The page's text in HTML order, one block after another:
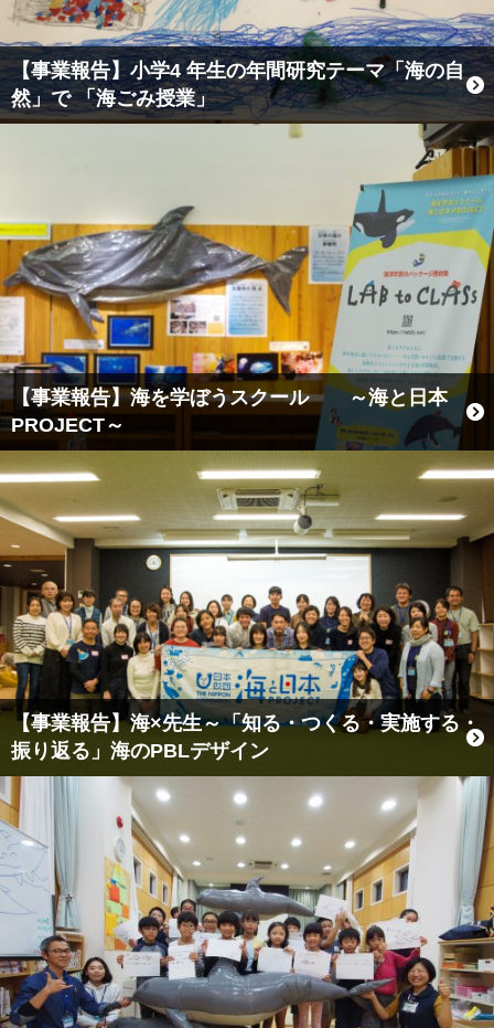
【事業報告】小学4 年生の年間研究テーマ「海の自
然」で 「海ごみ授業」
【事業報告】海を学ぼうスクール ～海と日本
PROJECT～
【事業報告】海×先生～「知る・つくる・実施する・
振り返る」海のPBLデザイン